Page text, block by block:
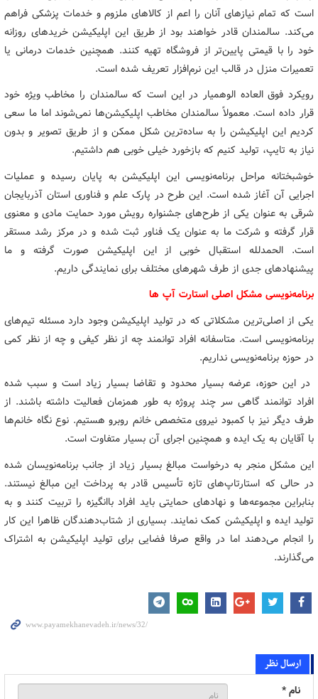
است که تمام نیازهای آنان را اعم از کالاهای ملزوم و خدمات پزشکی فراهم
می‌کند. سالمندان قادر خواهند بود از طریق این اپلیکیشن خریدهای روزانه
خود را با قیمتی پایین‌تر از فروشگاه تهیه کنند. همچنین خدمات درمانی یا
تعمیرات منزل در قالب این نرم‌افزار تعریف شده است.
رویکرد فوق العاده الوهمیار در این است که سالمندان را مخاطب ویژه‌ خود
قرار داده است. معمولاً سالمندان مخاطب اپلیکیشن‌ها نمی‌شوند اما ما سعی
کردیم این اپلیکیشن را به ساده‌ترین شکل ممکن و از طریق تصویر و بدون
نیاز به تایپ، تولید کنیم که بازخورد خیلی خوبی هم داشتیم.
خوشبختانه مراحل برنامه‌نویسی این اپلیکیشن به پایان رسیده و عملیات
اجرایی آن آغاز شده است. این طرح در پارک علم و فناوری استان آذربایجان
شرقی به عنوان یکی از طرح‌های جشنواره رویش مورد حمایت مادی و معنوی
قرار گرفته و شرکت ما به عنوان یک فناور ثبت شده و در مرکز رشد مستقر
است. الحمدلله استقبال خوبی از این اپلیکیشن صورت گرفته و ما
پیشنهادهای جدی از طرف شهرهای مختلف برای نمایندگی داریم.
برنامه‌نویسی مشکل اصلی استارت آپ ها
یکی از اصلی‌ترین مشکلاتی که در تولید اپلیکیشن وجود دارد مسئله تیم‌های
برنامه‌نویسی است. متاسفانه افراد توانمند چه از نظر کیفی و چه از نظر کمی
در حوزه برنامه‌نویسی نداریم.
در این حوزه، عرضه بسیار محدود و تقاضا بسیار زیاد است و سبب شده
افراد توانمند گاهی سر چند پروژه به طور همزمان فعالیت داشته باشند. از
طرف دیگر نیز با کمبود نیروی متخصص خانم روبرو هستیم. نوع نگاه خانم‌ها
با آقایان به یک ایده و همچنین اجرای آن بسیار متفاوت است.
این مشکل منجر به درخواست مبالغ بسیار زیاد از جانب برنامه‌نویسان شده
در حالی که استارتاپ‌های تازه تأسیس قادر به پرداخت این مبالغ نیستند.
بنابراین مجموعه‌ها و نهادهای حمایتی باید افراد باانگیزه را تربیت کنند و به
تولید ایده و اپلیکیشن کمک نمایند. بسیاری از شتاب‌دهندگان ظاهرا این کار
را انجام می‌دهند اما در واقع صرفا فضایی برای تولید اپلیکیشن به اشتراک
می‌گذارند.
ارسال نظر
نام *